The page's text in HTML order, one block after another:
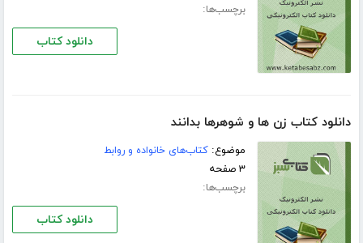
برچسب‌ها:
دانلود کتاب
دانلود کتاب زن ها و شوهرها بدانند
موضوع:کتاب‌های خانواده و روابط
۳ صفحه
برچسب‌ها:
دانلود کتاب